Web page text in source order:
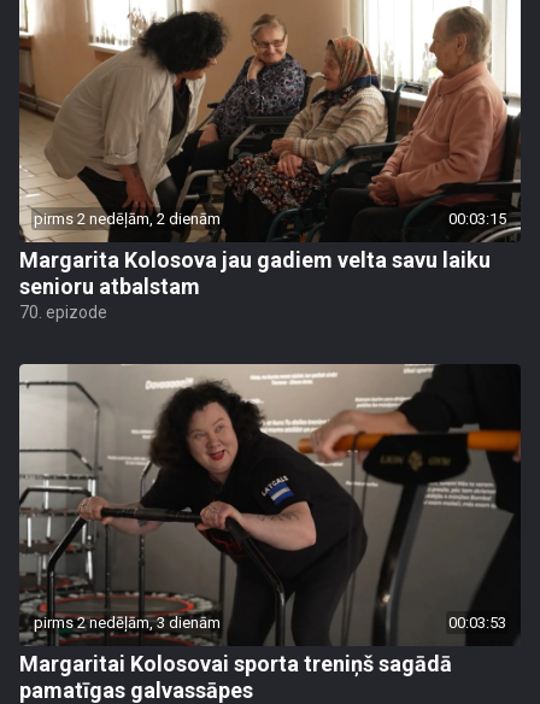
pirms 2 nedēļām, 2 dienām 00:03:15
Margarita Kolosova jau gadiem velta savu laiku
senioru atbalstam
70. epizode
pirms 2 nedēļām, 3 dienām 00:03:53
Margaritai Kolosovai sporta treniņš sagādā
pamatīgas galvassāpes